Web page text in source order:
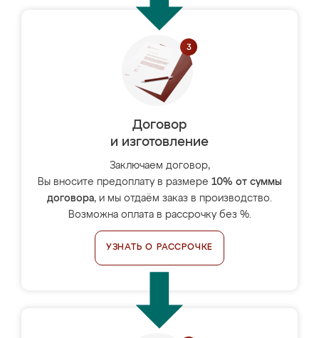
Договор
и изготовление
Заключаем договор,
Вы вносите предоплату в размере 10% от суммы
договора, и мы отдаём заказ в производство.
Возможна оплата в рассрочку без %.
УЗНАТЬ О РАССРОЧКЕ